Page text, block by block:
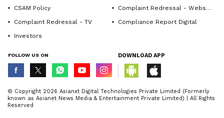
CSAM Policy
Complaint Redressal - Website
Complaint Redressal - TV
Compliance Report Digital
Investors
FOLLOW US ON DOWNLOAD APP
© Copyright 2026 Asianxt Digital Technologies Private Limited (Formerly
known as Asianet News Media & Entertainment Private Limited) | All Rights
Reserved